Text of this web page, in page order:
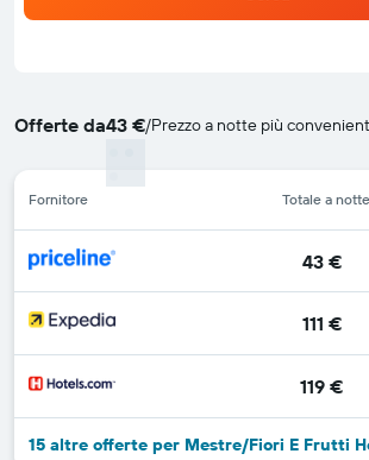
Offerte da43 €/Prezzo a notte più
Fornitore Totale a notte
43 €
111 €
119 €